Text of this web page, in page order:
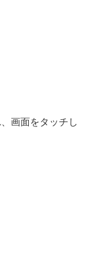
画面をタッチし